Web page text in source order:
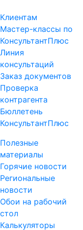
Клиентам
Мастер-классы по
КонсультантПлюс
Линия
консультаций
Заказ документов
Проверка
контрагента
Бюллетень
КонсультантПлюс
Полезные
материалы
Горячие новости
Региональные
новости
Обои на рабочий
стол
Калькуляторы